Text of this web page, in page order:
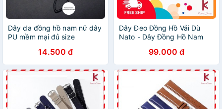
Dây da đồng hồ nam nữ dây
PU mềm mại đủ size
14.500 đ
Dây Đeo Đồng Hồ Vải Dù
Nato - Dây Đồng Hồ Nam
99.000 đ